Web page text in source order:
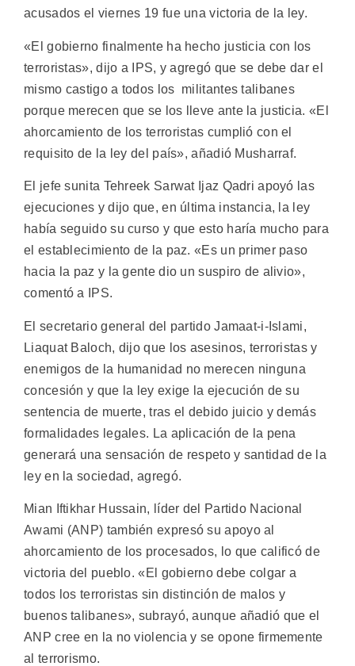
acusados el viernes 19 fue una victoria de la ley.
«El gobierno finalmente ha hecho justicia con los
terroristas», dijo a IPS, y agregó que se debe dar el
mismo castigo a todos los militantes talibanes
porque merecen que se los lleve ante la justicia. «El
ahorcamiento de los terroristas cumplió con el
requisito de la ley del país», añadió Musharraf.
El jefe sunita Tehreek Sarwat Ijaz Qadri apoyó las
ejecuciones y dijo que, en última instancia, la ley
había seguido su curso y que esto haría mucho para
el establecimiento de la paz. «Es un primer paso
hacia la paz y la gente dio un suspiro de alivio»,
comentó a IPS.
El secretario general del partido Jamaat-i-Islami,
Liaquat Baloch, dijo que los asesinos, terroristas y
enemigos de la humanidad no merecen ninguna
concesión y que la ley exige la ejecución de su
sentencia de muerte, tras el debido juicio y demás
formalidades legales. La aplicación de la pena
generará una sensación de respeto y santidad de la
ley en la sociedad, agregó.
Mian Iftikhar Hussain, líder del Partido Nacional
Awami (ANP) también expresó su apoyo al
ahorcamiento de los procesados, lo que calificó de
victoria del pueblo. «El gobierno debe colgar a
todos los terroristas sin distinción de malos y
buenos talibanes», subrayó, aunque añadió que el
ANP cree en la no violencia y se opone firmemente
al terrorismo.